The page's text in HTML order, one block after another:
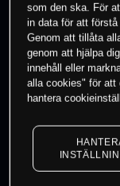
-
0 % av
instrument
som den ska. För
in data för att förstå
Genom att tillåta
genom att hjälpa
innehåll eller
alla cookies" för att
hantera